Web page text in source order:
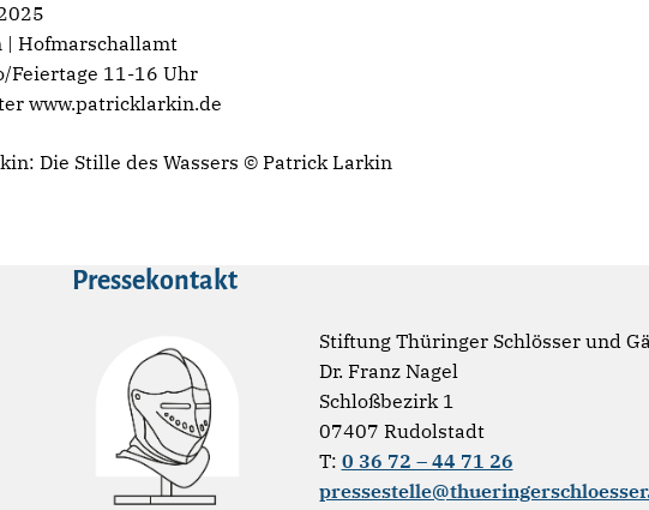
| Hofmarschallamt
Feiertage 11-16 Uhr
www.patricklarkin.de
Die Stille des Wassers © Patrick Larkin
Pressekontakt
Stiftung Thüringer Schlösser und
Dr. Franz Nagel
Schloßbezirk 1
07407 Rudolstadt
T: 0 36 72 – 44 71 26